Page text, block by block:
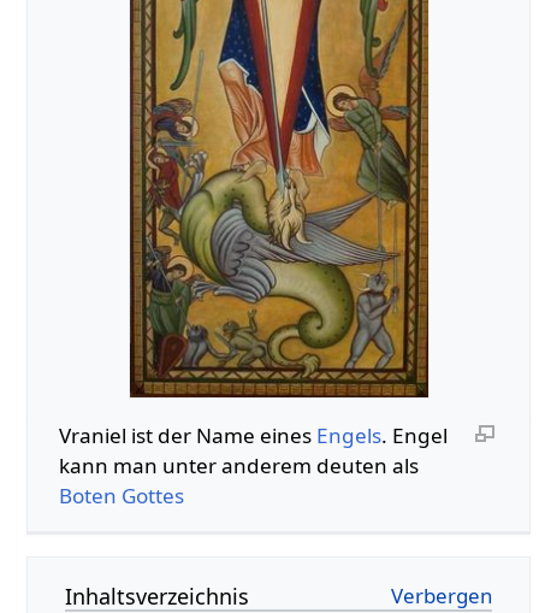
Vraniel ist der Name eines Engels. Engel
kann man unter anderem deuten als
Boten Gottes
Inhaltsverzeichnis